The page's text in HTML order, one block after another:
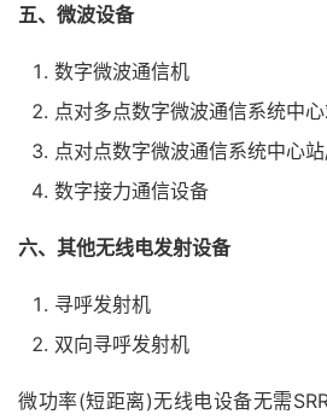
五、微波设备
数字微波通信机
点对多点数字微波通信系统中
点对点数字微波通信系统中心
数字接力通信设备
六、其他无线电发射设备
寻呼发射机
双向寻呼发射机
微功率(短距离)无线电设备无需